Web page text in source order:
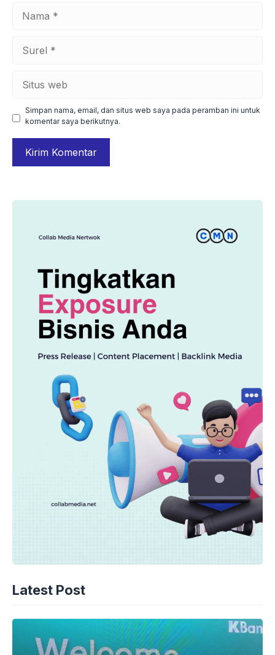
Simpan nama, email, dan situs web saya pada peramban ini untuk
komentar saya berikutnya.
Latest Post